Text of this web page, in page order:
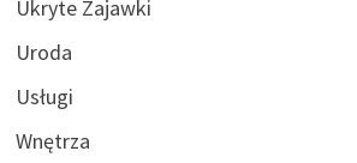
Ukryte Zajawki
Uroda
Usługi
Wnętrza